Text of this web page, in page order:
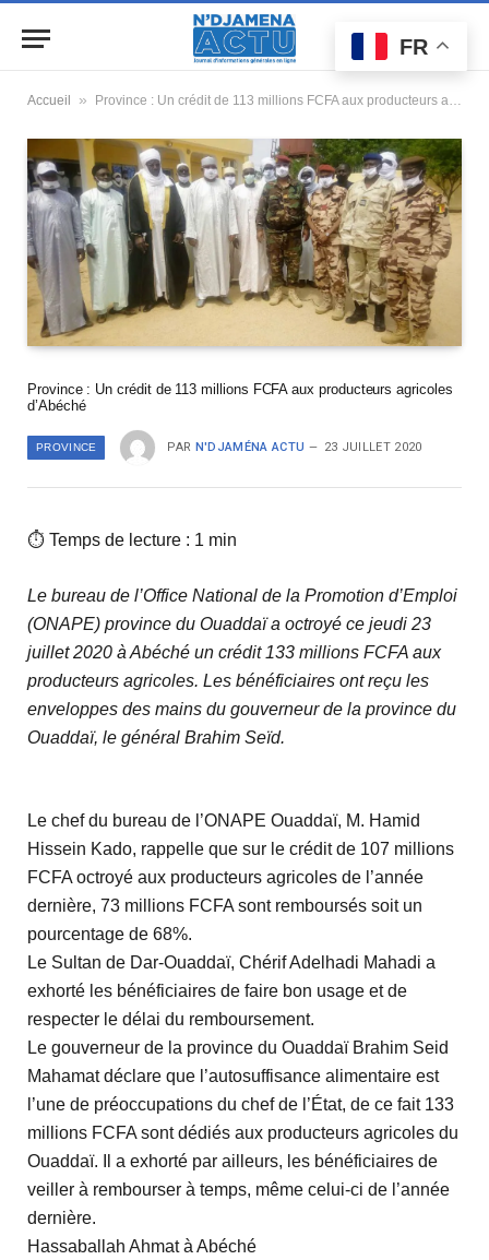
Accueil » Province : Un crédit de 113 millions FCFA aux producteurs agricoles d’Abéché
Province : Un crédit de 113 millions FCFA aux producteurs agricoles
d’Abéché
PROVINCE PAR N'DJAMÉNA ACTU 23 JUILLET 2020
⏱ Temps de lecture : 1 min
Le bureau de l’Office National de la Promotion d’Emploi
(ONAPE) province du Ouaddaï a octroyé ce jeudi 23
juillet 2020 à Abéché un crédit 133 millions FCFA aux
producteurs agricoles. Les bénéficiaires ont reçu les
enveloppes des mains du gouverneur de la province du
Ouaddaï, le général Brahim Seïd.
Le chef du bureau de l’ONAPE Ouaddaï, M. Hamid
Hissein Kado, rappelle que sur le crédit de 107 millions
FCFA octroyé aux producteurs agricoles de l’année
dernière, 73 millions FCFA sont remboursés soit un
pourcentage de 68%.
Le Sultan de Dar-Ouaddaï, Chérif Adelhadi Mahadi a
exhorté les bénéficiaires de faire bon usage et de
respecter le délai du remboursement.
Le gouverneur de la province du Ouaddaï Brahim Seid
Mahamat déclare que l’autosuffisance alimentaire est
l’une de préoccupations du chef de l’État, de ce fait 133
millions FCFA sont dédiés aux producteurs agricoles du
Ouaddaï. Il a exhorté par ailleurs, les bénéficiaires de
veiller à rembourser à temps, même celui-ci de l’année
dernière.
Hassaballah Ahmat à Abéché
FR